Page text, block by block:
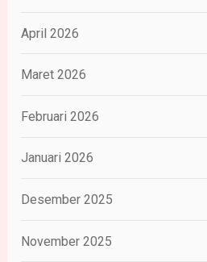
April 2026
Maret 2026
Februari 2026
Januari 2026
Desember 2025
November 2025